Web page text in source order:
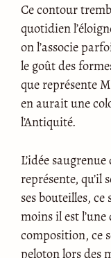
Ce contour
quotidien
on l’associe
le goût des
que représente
en aurait une
l’Antiquité.
L’idée
représente, qu’il
ses bouteilles,
moins il est l’une
composition, ce
peloton lors des